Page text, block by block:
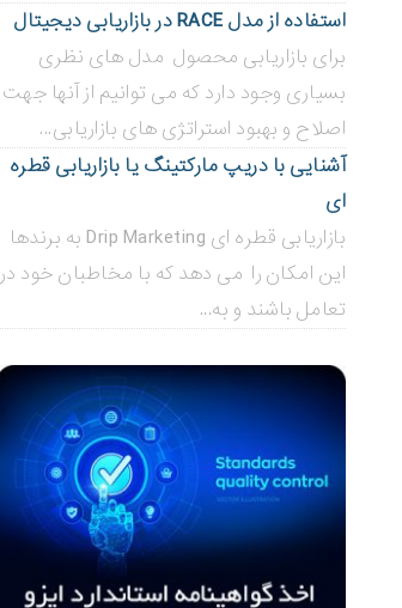
استفاده از مدل RACE در بازاریابی دیجیتال
برای بازاریابی محصول مدل های نظری
بسیاری وجود دارد که می توانیم از آنها جهت
اصلاح و بهبود استراتژی های بازاریابی...
آشنایی با دریپ مارکتینگ یا بازاریابی قطره
ای
بازاریابی قطره ای Drip Marketing به برندها
این امکان را می دهد که با مخاطبان خود در
تعامل باشند و به...